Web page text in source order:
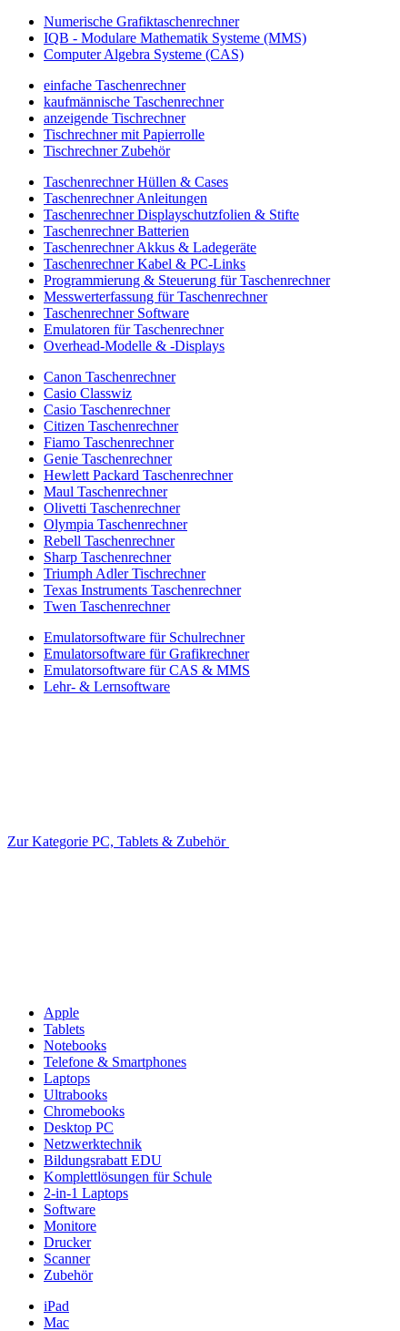
Numerische Grafiktaschenrechner
IQB - Modulare Mathematik Systeme (MMS)
Computer Algebra Systeme (CAS)
einfache Taschenrechner
kaufmännische Taschenrechner
anzeigende Tischrechner
Tischrechner mit Papierrolle
Tischrechner Zubehör
Taschenrechner Hüllen & Cases
Taschenrechner Anleitungen
Taschenrechner Displayschutzfolien & Stifte
Taschenrechner Batterien
Taschenrechner Akkus & Ladegeräte
Taschenrechner Kabel & PC-Links
Programmierung & Steuerung für Taschenrechner
Messwerterfassung für Taschenrechner
Taschenrechner Software
Emulatoren für Taschenrechner
Overhead-Modelle & -Displays
Canon Taschenrechner
Casio Classwiz
Casio Taschenrechner
Citizen Taschenrechner
Fiamo Taschenrechner
Genie Taschenrechner
Hewlett Packard Taschenrechner
Maul Taschenrechner
Olivetti Taschenrechner
Olympia Taschenrechner
Rebell Taschenrechner
Sharp Taschenrechner
Triumph Adler Tischrechner
Texas Instruments Taschenrechner
Twen Taschenrechner
Emulatorsoftware für Schulrechner
Emulatorsoftware für Grafikrechner
Emulatorsoftware für CAS & MMS
Lehr- & Lernsoftware
Zur Kategorie PC, Tablets & Zubehör
Apple
Tablets
Notebooks
Telefone & Smartphones
Laptops
Ultrabooks
Chromebooks
Desktop PC
Netzwerktechnik
Bildungsrabatt EDU
Komplettlösungen für Schule
2-in-1 Laptops
Software
Monitore
Drucker
Scanner
Zubehör
iPad
Mac